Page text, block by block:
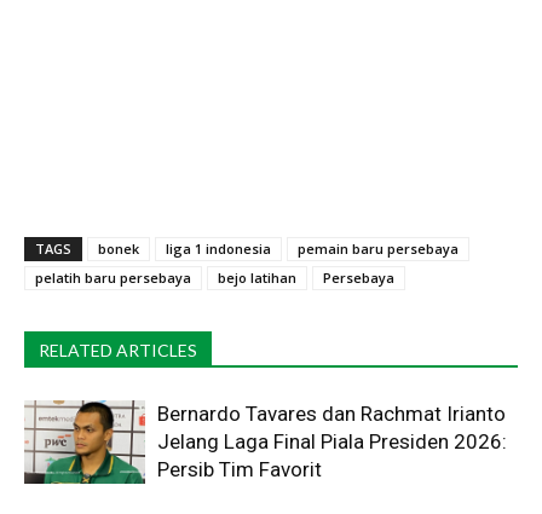
TAGS bonek liga 1 indonesia
pemain baru persebaya
pelatih baru persebaya
bejo latihan Persebaya
RELATED ARTICLES
Bernardo Tavares dan Rachmat Irianto
Jelang Laga Final Piala Presiden 2026:
Persib Tim Favorit